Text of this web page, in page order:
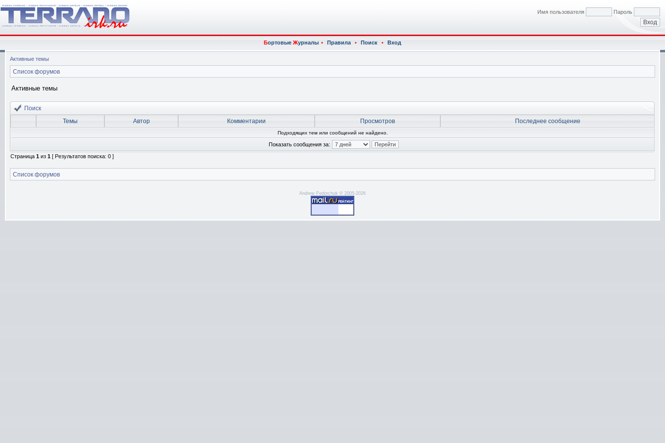
Имя пользователя Пароль
БортовыеЖурналы • Правила • Поиск • Вход
Активные темы
Список форумов
Активные темы
Поиск
Темы
Автор Комментарии Просмотров Последнее сообщение
Подходящих тем или сообщений не найдено.
Показать сообщения за:
Страница 1 из 1 [ Результатов поиска: 0 ]
Список форумов
Andrew Fedorchuk © 2005-2026